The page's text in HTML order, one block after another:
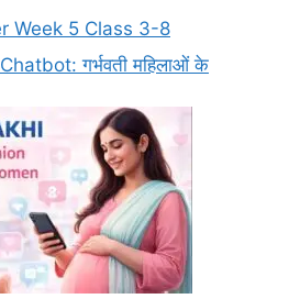
Week 5 Class 3-8
गर्भवती महिलाओं के